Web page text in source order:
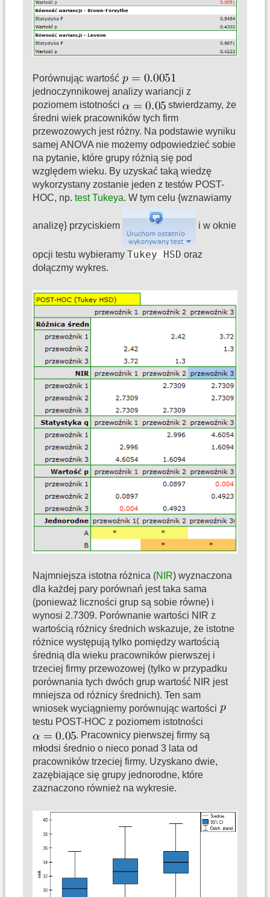
Porównując wartość
jednoczynnikowej analizy wariancji z
poziomem istotności
stwierdzamy, że
średni wiek pracowników tych firm
przewozowych jest różny. Na podstawie wyniku
samej ANOVA nie możemy odpowiedzieć sobie
na pytanie, które grupy różnią się pod
względem wieku. By uzyskać taką wiedzę
wykorzystany zostanie jeden z testów POST-
HOC, np. test Tukeya. W tym celu {wznawiamy
analizę} przyciskiem i w oknie
opcji testu wybieramy Tukey HSD oraz
dołączmy wykres.
Najmniejsza istotna różnica (NIR) wyznaczona
dla każdej pary porównań jest taka sama
(ponieważ liczności grup są sobie równe) i
wynosi 2.7309. Porównanie wartości NIR z
wartością różnicy średnich wskazuje, że istotne
różnice występują tylko pomiędzy wartością
średnią dla wieku pracowników pierwszej i
trzeciej firmy przewozowej (tylko w przypadku
porównania tych dwóch grup wartość NIR jest
mniejsza od różnicy średnich). Ten sam
wniosek wyciągniemy porównując wartości
testu POST-HOC z poziomem istotności
. Pracownicy pierwszej firmy są
młodsi średnio o nieco ponad 3 lata od
pracowników trzeciej firmy. Uzyskano dwie,
zazębiające się grupy jednorodne, które
zaznaczono również na wykresie.